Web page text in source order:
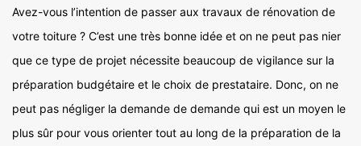
Avez-vous l’intention de passer aux travaux de rénovation de
votre toiture ? C’est une très bonne idée et on ne peut pas nier
que ce type de projet nécessite beaucoup de vigilance sur la
préparation budgétaire et le choix de prestataire. Donc, on ne
peut pas négliger la demande de demande qui est un moyen le
plus sûr pour vous orienter tout au long de la préparation de la